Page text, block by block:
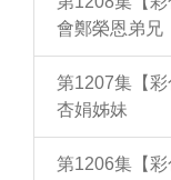
會鄭榮恩弟兄
第1207集【
杏娟姊妹
第1206集【